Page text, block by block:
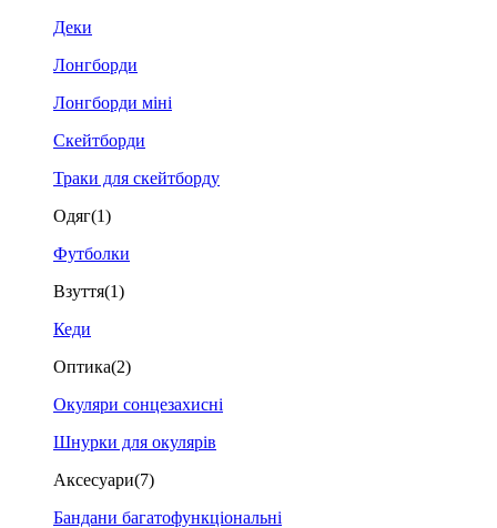
Деки
Лонгборди
Лонгборди міні
Скейтборди
Траки для скейтборду
Одяг(1)
Футболки
Взуття(1)
Кеди
Оптика(2)
Окуляри сонцезахисні
Шнурки для окулярів
Аксесуари(7)
Бандани багатофункціональні